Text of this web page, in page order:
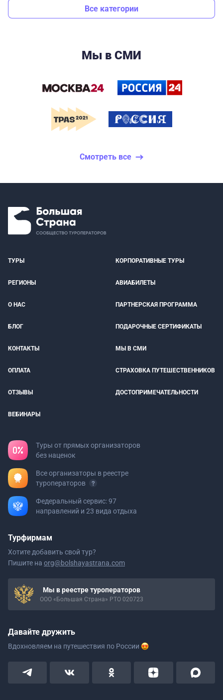
Все категории
Мы в СМИ
Смотреть все
ТУРЫ КОРПОРАТИВНЫЕ ТУРЫ
РЕГИОНЫ АВИАБИЛЕТЫ
О НАС ПАРТНЕРСКАЯ ПРОГРАММА
БЛОГ ПОДАРОЧНЫЕ СЕРТИФИКАТЫ
КОНТАКТЫ МЫ В СМИ
ОПЛАТА СТРАХОВКА ПУТЕШЕСТВЕННИКОВ
ОТЗЫВЫ ДОСТОПРИМЕЧАТЕЛЬНОСТИ
ВЕБИНАРЫ
Туры от прямых организаторов
без наценок
Все организаторы в реестре
туроператоров
Федеральный сервис: 97
направлений и 23 вида отдыха
Турфирмам
Хотите добавить свой тур?
Пишите на org@bolshayastrana.com
Мы в реестре туроператоров
ООО «Большая Страна» РТО 020723
Давайте дружить
Вдохновляем на путешествия по России